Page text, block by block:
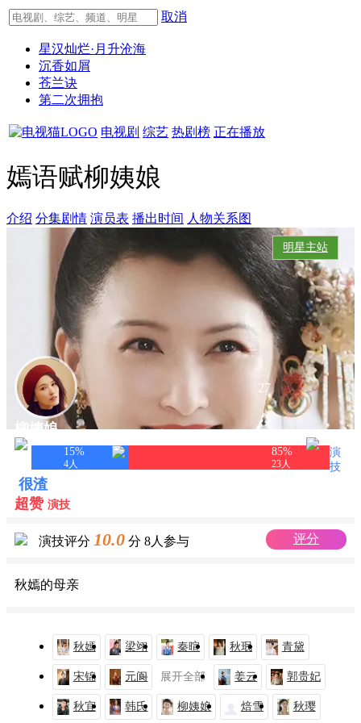
取消
星汉灿烂·月升沧海
沉香如屑
苍兰诀
第二次拥抱
电视剧 综艺 热剧榜 正在播放
嫣语赋柳姨娘
介绍 分集剧情 演员表 播出时间 人物关系图
柳姨娘
扮演者 徐洁儿
27
明星主站
15%
4人
85%
23人
演
技
很渣
超赞 演技
演技评分 10.0 分 8人参与 评分
秋嫣的母亲
秋嫣 梁翊 秦暄 秋珉 青黛
宋锦 元阆 展开全部 姜云 郭贵妃
秋宜 韩氏 柳姨娘 焙雪 秋璎